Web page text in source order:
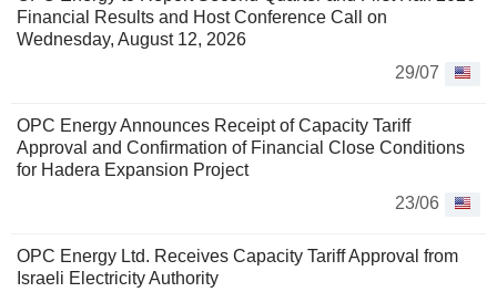
Financial Results and Host Conference Call on
Wednesday, August 12, 2026
29/07
OPC Energy Announces Receipt of Capacity Tariff
Approval and Confirmation of Financial Close Conditions
for Hadera Expansion Project
23/06
OPC Energy Ltd. Receives Capacity Tariff Approval from
Israeli Electricity Authority